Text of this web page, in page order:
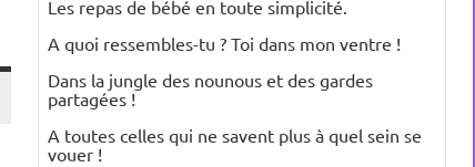
Les repas de bébé en toute simplicité.
A quoi ressembles-tu ? Toi dans mon ventre !
Dans la jungle des nounous et des gardes
partagées !
A toutes celles qui ne savent plus à quel sein se
vouer !